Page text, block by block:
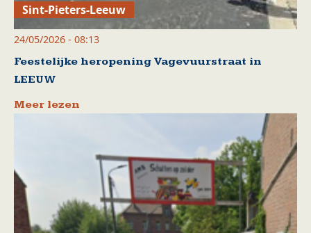
Sint-Pieters-Leeuw
24/05/2026 - 08:13
Feestelijke heropening Vagevuurstraat in
LEEUW
Meer lezen